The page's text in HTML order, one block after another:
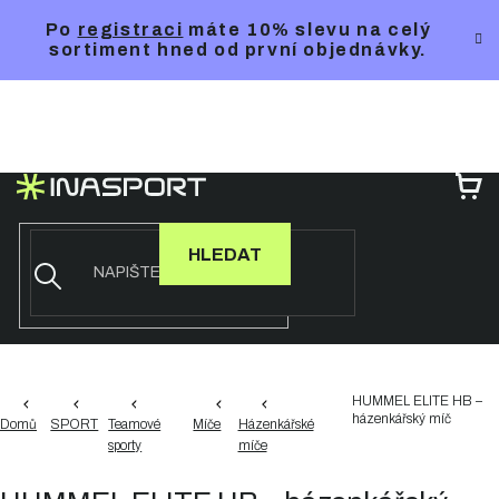
Po registraci máte 10% slevu na celý
sortiment hned od první objednávky.
HLEDAT
Domů SPORT
Teamové
sporty
Míče
Házenkářské
míče
HUMMEL ELITE HB –
házenkářský míč